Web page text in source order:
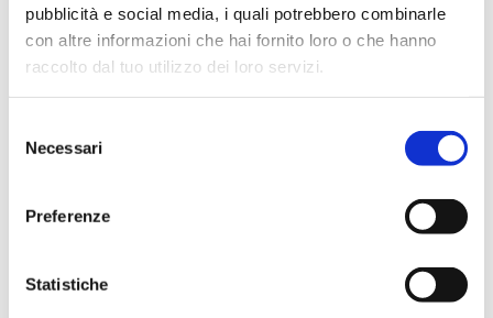
pubblicità e social media, i quali potrebbero combinarle
con altre informazioni che hai fornito loro o che hanno
raccolto dal tuo utilizzo dei loro servizi.
delNecessari
Preferenze
Statistiche